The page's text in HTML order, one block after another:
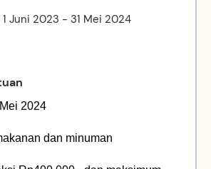
1 Juni 2023 - 31 Mei 2024
2024
dan minuman